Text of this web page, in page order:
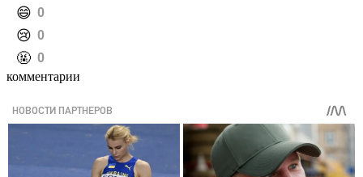
️😄 0
️😢 0
️🤬 0
комментарии